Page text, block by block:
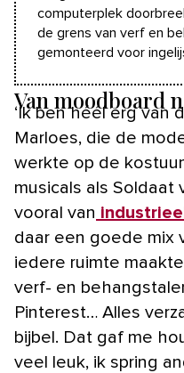
computerplek
de grens van verf en
gemonteerd voor
Van moodboard
‘Ik ben héél erg van
Marloes, die de
werkte op de
musicals als Soldaat
vooral van industrieel
daar een goede mix
iedere ruimte
verf- en
Pinterest… Alles
bijbel. Dat gaf me
veel leuk, ik spring